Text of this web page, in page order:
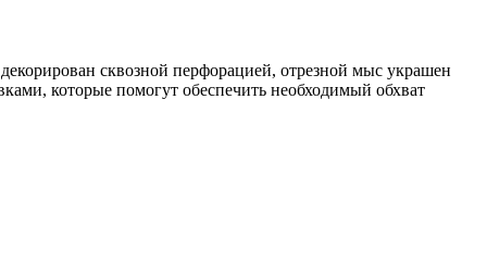
сквозной перфорацией, отрезной мыс украшен
которые помогут обеспечить необходимый обхват